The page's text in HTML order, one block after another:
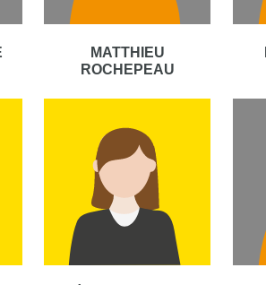
MATTHIEU
ROCHEPEAU